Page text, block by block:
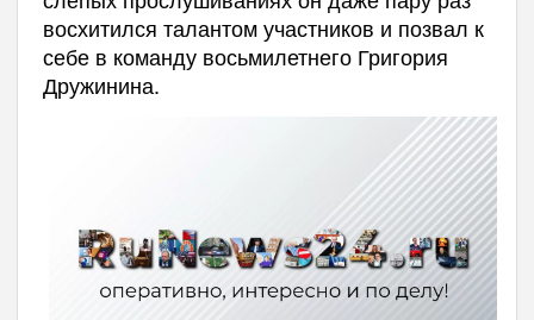
восхитился талантом участников и позвал к
себе в команду восьмилетнего Григория
Дружинина.